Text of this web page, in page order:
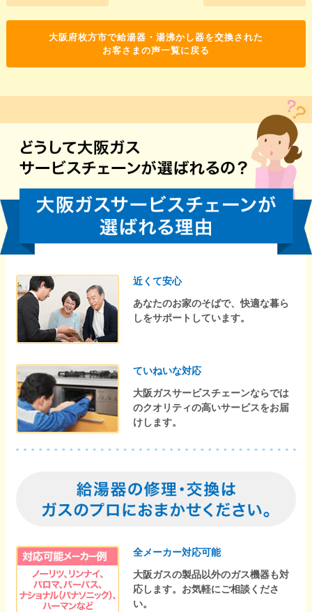
大阪府枚方市で給湯器・湯沸かし器を交換された
お客さまの声一覧に戻る
近くて安心
あなたのお家のそばで、快適な暮ら
しをサポートしています。
ていねいな対応
大阪ガスサービスチェーンならでは
のクオリティの高いサービスをお届
けします。
全メーカー対応可能
大阪ガスの製品以外のガス機器も対
応します。お気軽にご相談くださ
い。